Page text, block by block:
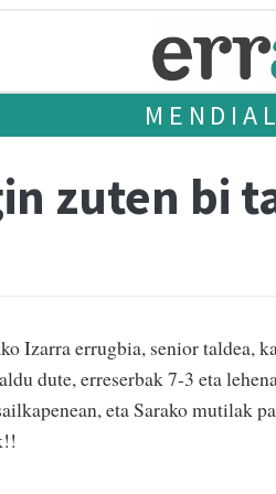
zuten bi
Izarra errugbia, senior taldea,
dute, erreserbak 7-3 eta
eta Sarako mutilak